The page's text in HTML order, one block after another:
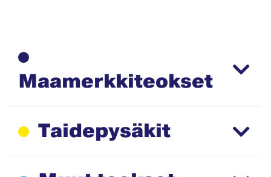
Maamerkkiteokset
Taidepysäkit